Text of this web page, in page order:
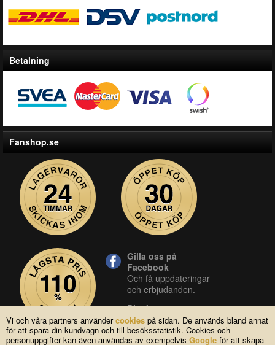
Vi och våra partners användercookies på sidan. De används bland annat
för att spara din kundvagn och till besöksstatistik. Cookies och
personuppgifter kan även användas av exempelvis Google för att skapa
Betalning
Fanshop.se
Gilla oss på
Facebook
Och få uppdateringar
och erbjudanden.
Blocket
Vår butik på blocket.
YouTube